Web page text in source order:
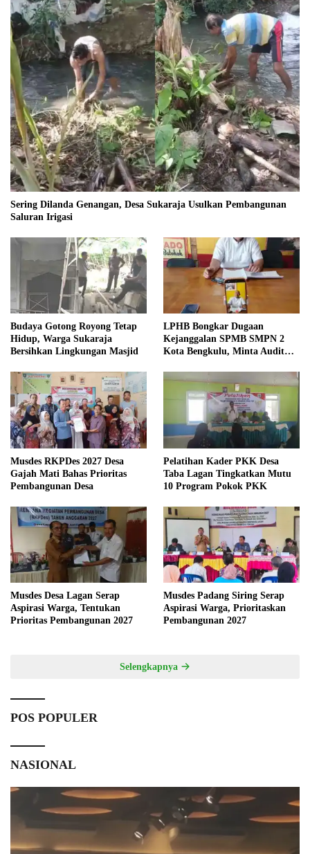
Sering Dilanda Genangan, Desa Sukaraja Usulkan Pembangunan
Saluran Irigasi
Budaya Gotong Royong Tetap
Hidup, Warga Sukaraja
Bersihkan Lingkungan Masjid
LPHB Bongkar Dugaan
Kejanggalan SPMB SMPN 2
Kota Bengkulu, Minta Audit
Musdes RKPDes 2027 Desa
Gajah Mati Bahas Prioritas
Pembangunan Desa
Pelatihan Kader PKK Desa
Taba Lagan Tingkatkan Mutu
10 Program Pokok PKK
Musdes Desa Lagan Serap
Aspirasi Warga, Tentukan
Prioritas Pembangunan 2027
Musdes Padang Siring Serap
Aspirasi Warga, Prioritaskan
Pembangunan 2027
Selengkapnya
POS POPULER
NASIONAL